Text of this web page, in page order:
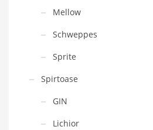
Mellow
Schweppes
Sprite
Spirtoase
GIN
Lichior